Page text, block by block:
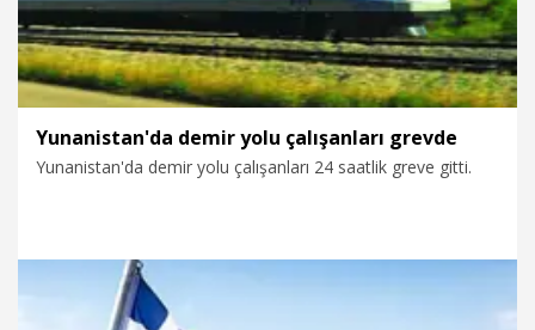
Yunanistan'da demir yolu çalışanları grevde
Yunanistan'da demir yolu çalışanları 24 saatlik greve gitti.